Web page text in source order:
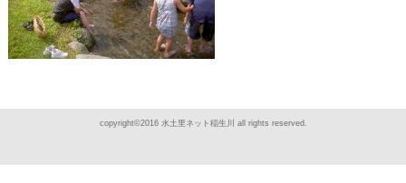
copyright©2016 水土里ネット稲生川 all rights reserved.